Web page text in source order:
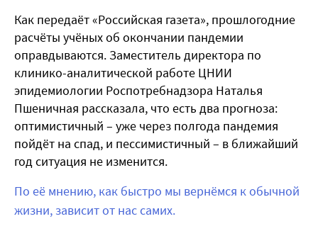
Как передаёт «Российская газета», прошлогодние
расчёты учёных об окончании пандемии
оправдываются. Заместитель директора по
клинико-аналитической работе ЦНИИ
эпидемиологии Роспотребнадзора Наталья
Пшеничная рассказала, что есть два прогноза:
оптимистичный – уже через полгода пандемия
пойдёт на спад, и пессимистичный – в ближайший
год ситуация не изменится.
По её мнению, как быстро мы вернёмся к обычной
жизни, зависит от нас самих.